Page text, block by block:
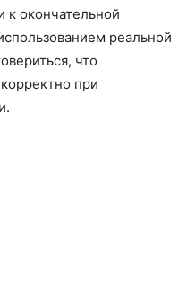
к окончательной
реальной
что
при